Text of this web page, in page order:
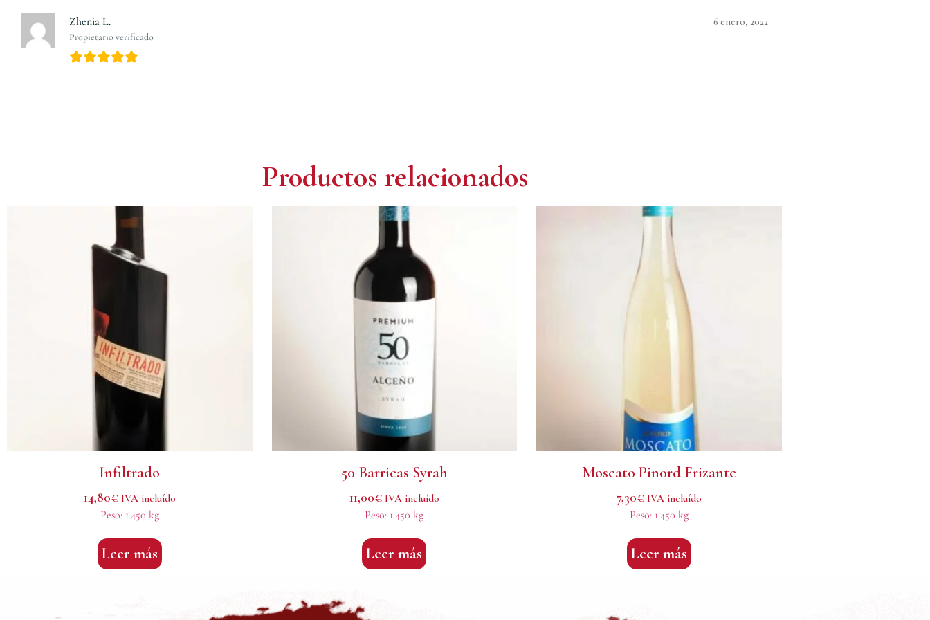
Zhenia L.
Propietario verificado
6 enero, 2022
Productos relacionados
Infiltrado
14,80€ IVA incluído
Peso:1.450 kg
Leer más
50 Barricas Syrah
11,00€ IVA incluído
Peso: 1.450 kg
Leer más
Moscato Pinord Frizante
7,30€ IVA incluído
Peso: 1.450 kg
Leer más